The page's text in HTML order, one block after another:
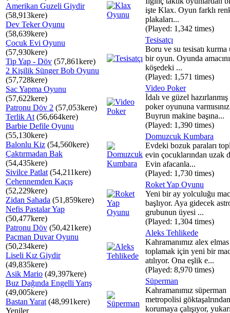
Amerikan Guzeli Giydir
(58,913kere)
Dev Teker Oyunu
(58,639kere)
Çocuk Evi Oyunu
(57,930kere)
Tip Yap - Döv (57,861kere)
2 Kişilik Sünger Bob Oyunu
(57,728kere)
Sac Yapma Oyunu
(57,622kere)
Patronu Döv 2 (57,053kere)
Terlik At (56,664kere)
Barbie Defile Oyunu
(55,130kere)
Balonlu Kiz (54,560kere)
Çaktırmadan Bak
(54,435kere)
Sivilce Patlat (54,211kere)
Cehennemden Kaçış
(52,229kere)
Zidan Sahada (51,859kere)
Nefis Pastalar Yap
(50,477kere)
Patronu Döv (50,421kere)
Pacman Duvar Oyunu
(50,234kere)
Liseli Kız Giydir
(49,835kere)
Asik Mario (49,397kere)
Buz Dağında Engelli Yarış
(49,005kere)
Bastan Yarat (48,991kere)
Yeniler
işte Klax. Oyun farklı
plakaları...
(Played: 1,342 times)
Tesisatçı
Boru ve su tesisatı kurma
bir oyun. Oyunda
köşedeki ...
(Played: 1,571 times)
Video Poker
İdalı ve güzel
poker oyununa
Buyrun makine başına...
(Played: 1,390 times)
Domuzcuk Kumbara
Evdeki bozuk paraları
evin çocuklarından uzak
Evin afacanla...
(Played: 1,730 times)
Roket Yap Oyunu
Yeni bir ay yolculuğu
başlıyor. Aya gidecek
grubunun üyesi ...
(Played: 1,304 times)
Aleks Tehlikede
Kahramanımız alex elmas
toplamak için yeni bir
atılıyor. Ona eşlik e...
(Played: 8,970 times)
Süperman
Kahramanımız süperman
metropolisi göktaşalrından
korumaya çalışıyor,